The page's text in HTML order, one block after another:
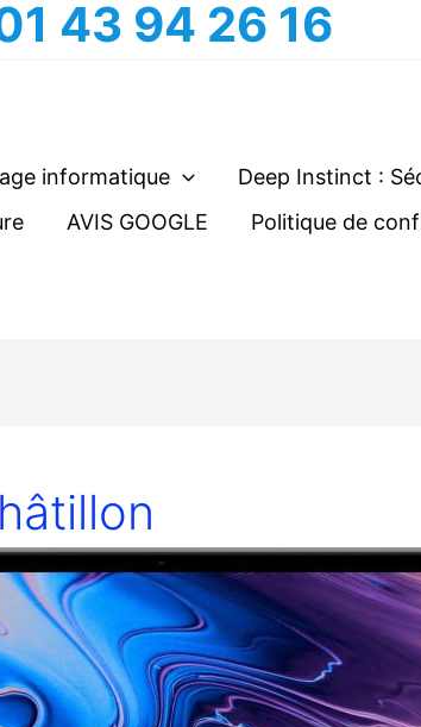
43 94 26 16
informatique Deep Instinct :
AVIS GOOGLE Politique de